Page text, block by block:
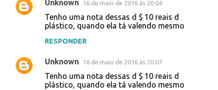
Unknown 16 de maio de 2016 às 20:04
Tenho uma nota dessas d $ 10 reais d
plástico, quando ela tá valendo mesmo
RESPONDER
Unknown 16 de maio de 2016 às 20:07
Tenho uma nota dessas d $ 10 reais d
plástico, quando ela tá valendo mesmo